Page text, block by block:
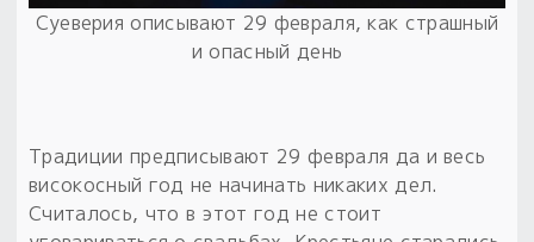
Суеверия описывают 29 февраля, как страшный
и опасный день
Традиции предписывают 29 февраля да и весь
високосный год не начинать никаких дел.
Считалось, что в этот год не стоит